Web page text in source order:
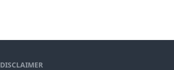
DISCLAIMER